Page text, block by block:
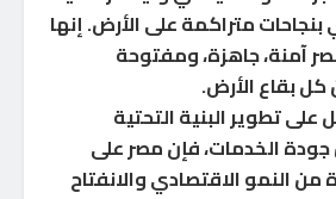
متراكمة على الأرض. إنها
آمنة، جاهزة، ومفتوحة
كل بقاع الأرض.
تطوير البنية التحتية
الخدمات، فإن مصر على
النمو الاقتصادي والانفتاح